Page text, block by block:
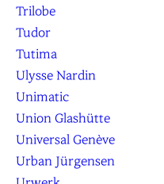
Trilobe
Tudor
Tutima
Ulysse Nardin
Unimatic
Union Glashütte
Universal Genève
Urban Jürgensen